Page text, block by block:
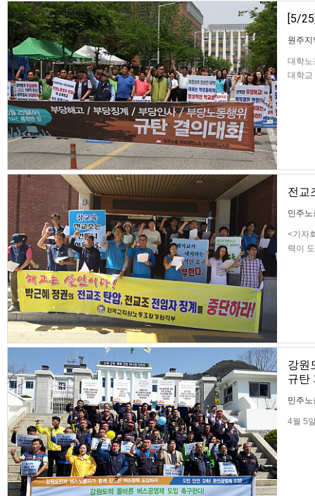
[5/
원주
대학노
대학교
전교
민주
<기자
력이
강원
규탄
민주
4월 5